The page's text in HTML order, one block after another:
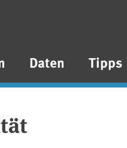
Daten Tipps